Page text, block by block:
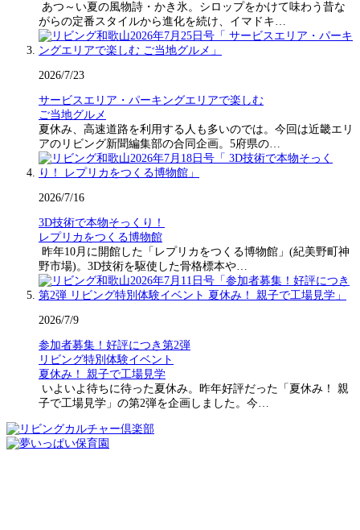
あつ～い夏の風物詩・かき氷。シロップをかけて味わう昔な
がらの定番スタイルから進化を続け、イマドキ…
2026/7/23
サービスエリア・パーキングエリアで楽しむ
ご当地グルメ
夏休み、高速道路を利用する人も多いのでは。今回は近畿エリ
アのリビング新聞編集部の合同企画。5府県の…
2026/7/16
3D技術で本物そっくり！
レプリカをつくる博物館
昨年10月に開館した「レプリカをつくる博物館」(紀美野町神
野市場)。3D技術を駆使した骨格標本や…
2026/7/9
参加者募集！好評につき第2弾
リビング特別体験イベント
夏休み！ 親子で工場見学
いよいよ待ちに待った夏休み。昨年好評だった「夏休み！ 親
子で工場見学」の第2弾を企画しました。今…